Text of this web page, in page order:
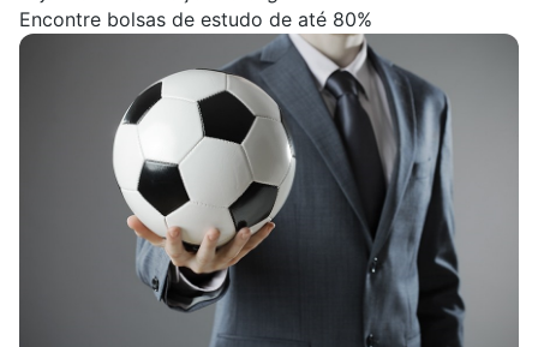
Encontre bolsas de estudo de até 80%